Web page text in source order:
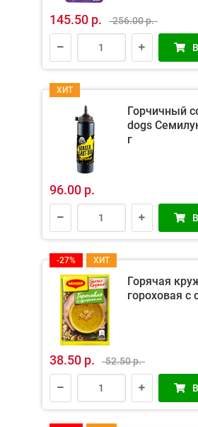
145.50 р. 256.00 р.
ХИТ
Горчичный
dogs
г
96.00 р.
-27% ХИТ
Горячая
гороховая с
38.50 р. 52.50 р.